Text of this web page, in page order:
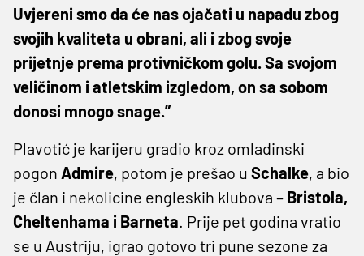
Uvjereni smo da će nas ojačati u napadu zbog
svojih kvaliteta u obrani, ali i zbog svoje
prijetnje prema protivničkom golu. Sa svojom
veličinom i atletskim izgledom, on sa sobom
donosi mnogo snage.”
Plavotić je karijeru gradio kroz omladinski
pogon Admire, potom je prešao u Schalke, a bio
je član i nekolicine engleskih klubova – Bristola,
Cheltenhama i Barneta . Prije pet godina vratio
se u Austriju, igrao gotovo tri pune sezone za